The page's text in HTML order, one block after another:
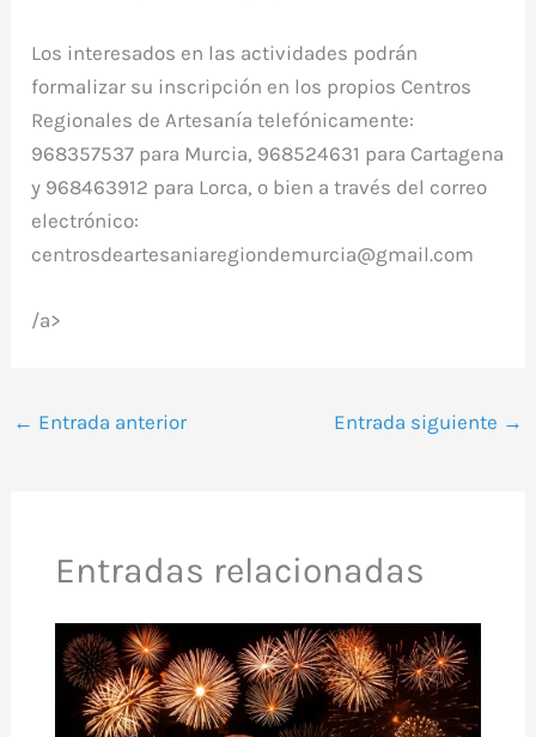
Los interesados en las actividades podrán
formalizar su inscripción en los propios Centros
Regionales de Artesanía telefónicamente:
968357537 para Murcia, 968524631 para Cartagena
y 968463912 para Lorca, o bien a través del correo
electrónico:
centrosdeartesaniaregiondemurcia@gmail.com
/a>
← Entrada anterior Entrada siguiente →
Entradas relacionadas